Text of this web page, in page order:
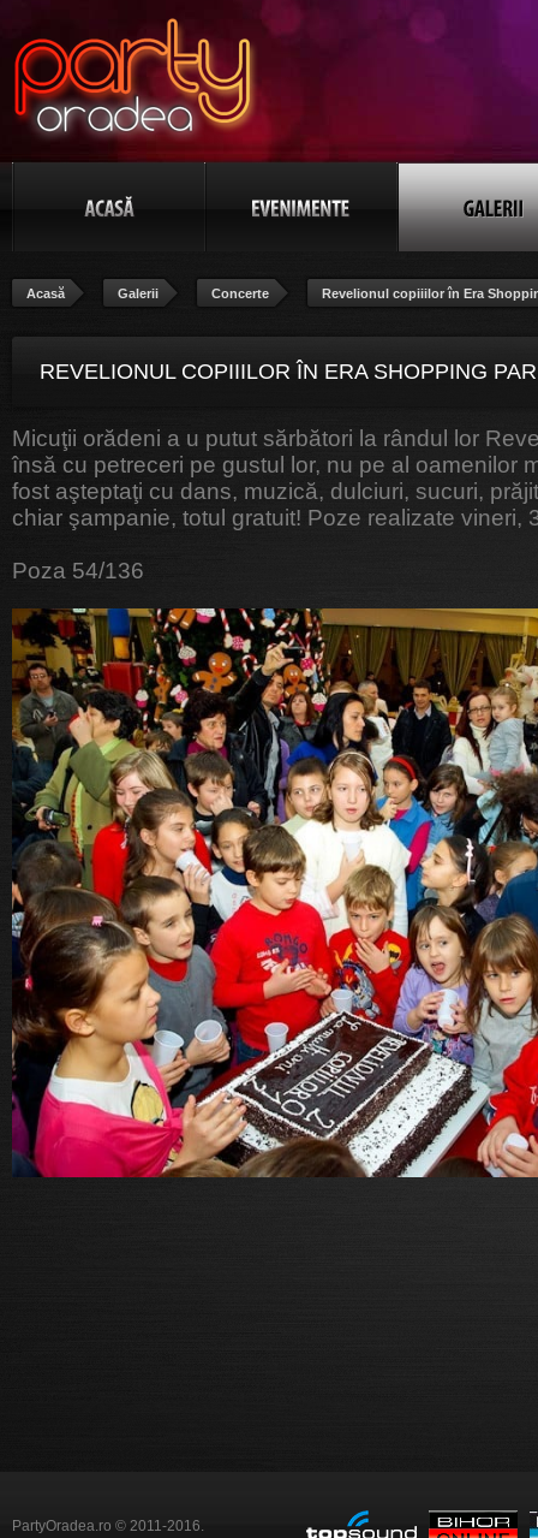
Acasă Galerii Concerte Revelionul copiiilor în Era
REVELIONUL COPIIILOR ÎN ERA SHOPPING
POZA 54/136
Micuţii orădeni a u putut sărbători la rândul lor
însă cu petreceri pe gustul lor, nu pe al oamenilor
fost aşteptaţi cu dans, muzică, dulciuri, sucuri,
chiar şampanie, totul gratuit! Poze realizate vineri,
Poza 54/136
PartyOradea.ro © 2011-2016.